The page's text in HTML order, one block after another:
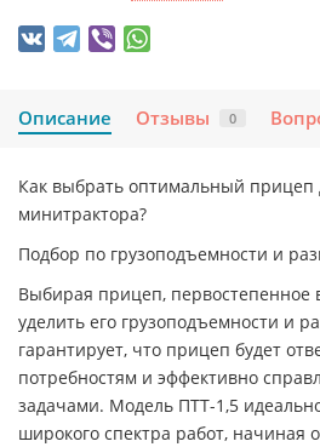
Описание Отзывы 0
Как выбрать оптимальный прицеп
минитрактора?
Подбор по грузоподъемности и
Выбирая прицеп, первостепенное
уделить его грузоподъемности и
гарантирует, что прицеп будет
потребностям и эффективно
задачами. Модель ПТТ-1,5
широкого спектра работ, начиная